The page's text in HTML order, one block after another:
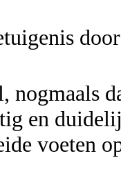
door
nogmaals
en
voeten